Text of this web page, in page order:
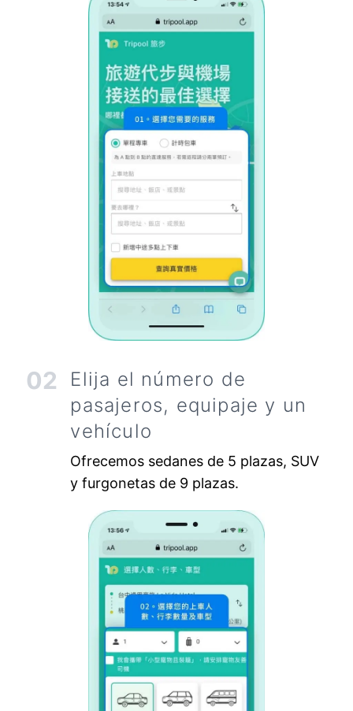
02
Elija el número de
pasajeros, equipaje y un
vehículo
Ofrecemos sedanes de 5 plazas, SUV
y furgonetas de 9 plazas.